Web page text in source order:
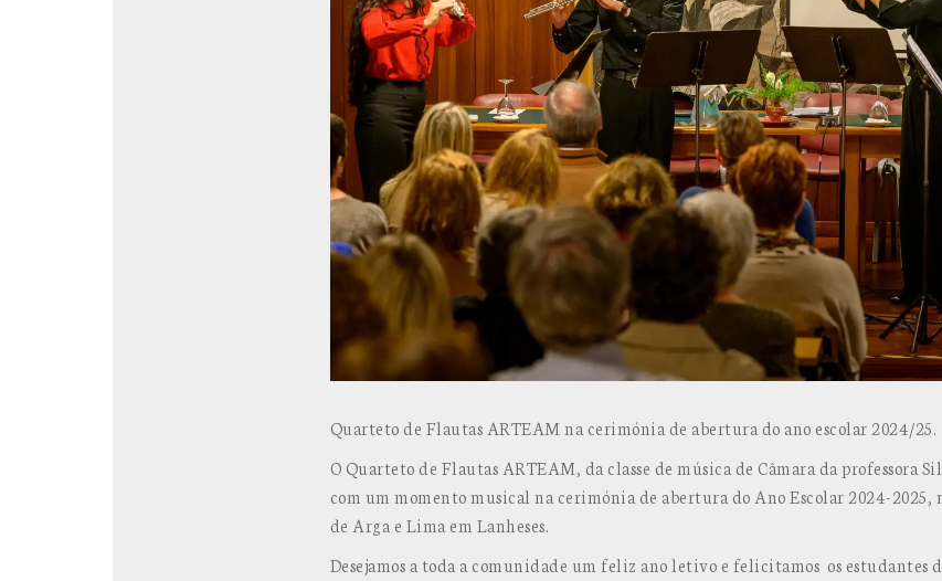
Quarteto de Flautas ARTEAM na cerimónia de abertura do ano escolar 2024/25.
O Quarteto de Flautas ARTEAM, da classe de música de Câmara da professora
com um momento musical na cerimónia de abertura do Ano Escolar 2024-2025,
de Arga e Lima em Lanheses.
Desejamos a toda a comunidade um feliz ano letivo e felicitamos os estudantes